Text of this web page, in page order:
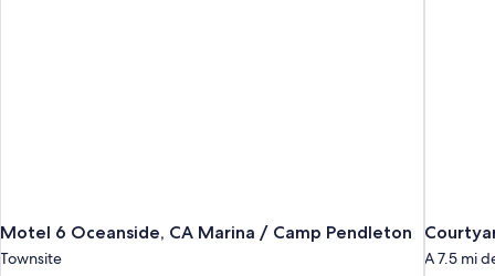
Motel 6 Oceanside, CA Marina / Camp Pendleton
Townsite A 7.5 mi